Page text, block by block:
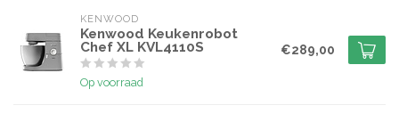
KENWOOD
Kenwood Keukenrobot
Chef XL KVL4110S
Op voorraad
€289,00